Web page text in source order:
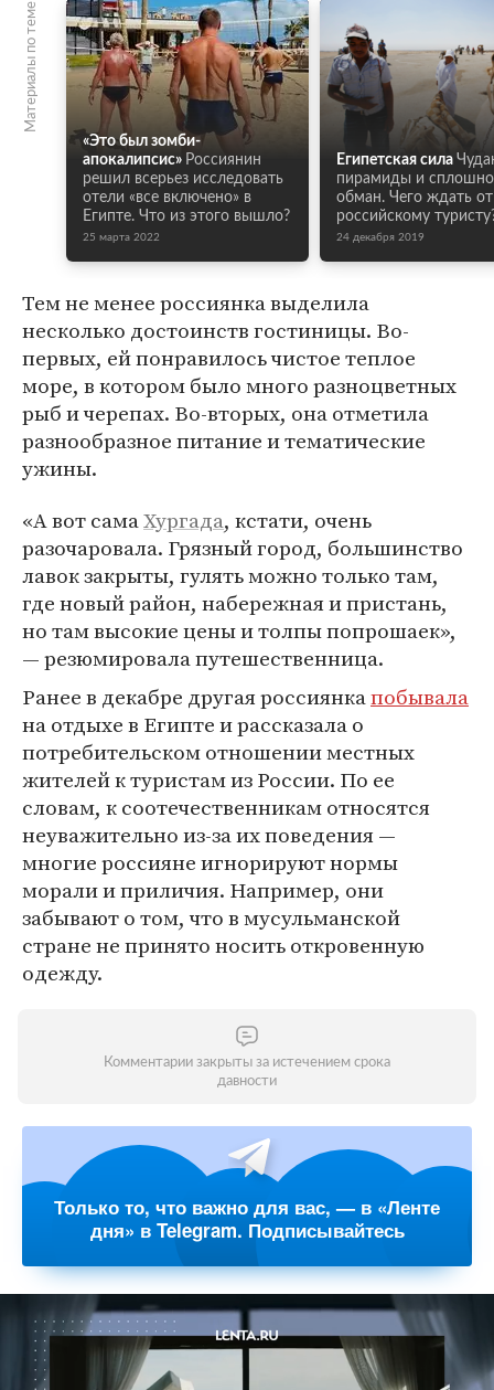
Материалы по теме
«Это был зомби-
апокалипсис» Россиянин
решил всерьез исследовать
отели «все включено» в
Египте. Что из этого вышло?
25 марта 2022
Египетская сила
пирамиды и
обман. Чего ждать от
российскому
24 декабря 2019
Тем не менее россиянка выделила
несколько достоинств гостиницы. Во-
первых, ей понравилось чистое теплое
море, в котором было много разноцветных
рыб и черепах. Во-вторых, она отметила
разнообразное питание и тематические
ужины.
«А вот самаХургада, кстати, очень
разочаровала. Грязный город, большинство
лавок закрыты, гулять можно только там,
где новый район, набережная и пристань,
но там высокие цены и толпы попрошаек»,
— резюмировала путешественница.
Ранее в декабре другая россиянкапобывала
на отдыхе в Египте и рассказала о
потребительском отношении местных
жителей к туристам из России. По ее
словам, к соотечественникам относятся
неуважительно из-за их поведения —
многие россияне игнорируют нормы
морали и приличия. Например, они
забывают о том, что в мусульманской
стране не принято носить откровенную
одежду.
Комментарии закрыты за истечением срока
давности
Только то, что важно для вас, — в «Ленте
дня» в Telegram. Подписывайтесь